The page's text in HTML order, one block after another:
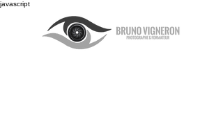
javascript